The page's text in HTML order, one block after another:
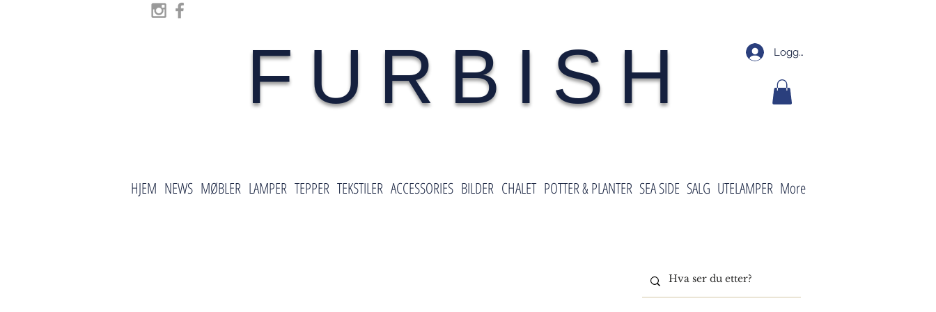
FURBISH Logg inn
HJEM NEWS MØBLER LAMPER TEPPER TEKSTILER ACCESSORIES BILDER CHALET POTTER & PLANTER SEA SIDE SALG UTELAMPER More